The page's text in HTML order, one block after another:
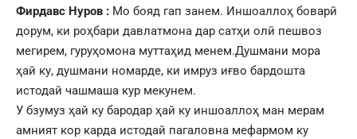
Фирдавс Нуров : Мо бояд гап занем. Иншоаллоҳ боварӣ
дорум, ки роҳбари давлатмона дар сатҳи олӣ пешвоз
мегирем, гуруҳомона муттаҳид менем.Душмани мора
ҳай ку, душмани номарде, ки имруз иғво бардошта
истодай чашмаша кур мекунем.
У бзумуз ҳай ку бародар ҳай ку иншоаллоҳ ман мерам
амният кор карда истодай пагаловна мефармом ку